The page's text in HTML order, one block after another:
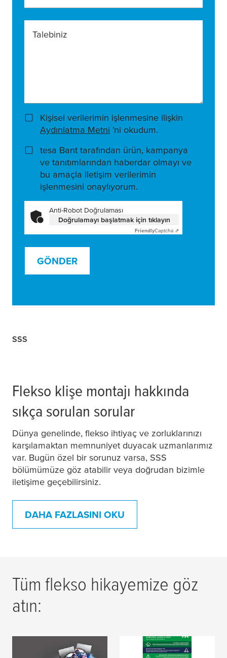
Talebiniz
Kişisel verilerimin işlenmesine ilişkin
Aydınlatma Metni ’ni okudum.
tesa Bant tarafından ürün, kampanya
ve tanıtımlarından haberdar olmayı ve
bu amaçla iletişim verilerimin
işlenmesini onaylıyorum.
Anti-Robot Doğrulaması
Doğrulamayı başlatmak için tıklayın
FriendlyCaptcha ⇗
GÖNDER
SSS
Flekso klişe montajı hakkında
sıkça sorulan sorular
Dünya genelinde, flekso ihtiyaç ve zorluklarınızı
karşılamaktan memnuniyet duyacak uzmanlarımız
var. Bugün özel bir sorunuz varsa, SSS
bölümümüze göz atabilir veya doğrudan bizimle
iletişime geçebilirsiniz.
DAHA FAZLASINI OKU
Tüm flekso hikayemize göz
atın:
Together we unveil
Daha sürdürülebilir